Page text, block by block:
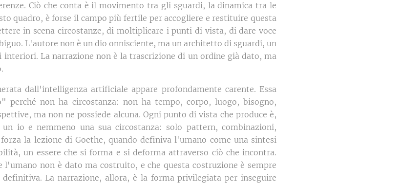
Ciò che conta è il movimento tra gli sguardi, la dinamica tra le
quadro, è forse il campo più fertile per accogliere e restituire questa
in scena circostanze, di moltiplicare i punti di vista, di dare voce
L'autore non è un dio onnisciente, ma un architetto di sguardi, un
La narrazione non è la trascrizione di un ordine già dato, ma
dall'intelligenza artificiale appare profondamente carente. Essa
perché non ha circostanza: non ha tempo, corpo, luogo, bisogno,
ma non ne possiede alcuna. Ogni punto di vista che produce è,
io e nemmeno una sua circostanza: solo pattern, combinazioni,
la lezione di Goethe, quando definiva l'umano come una sintesi
un essere che si forma e si deforma attraverso ciò che incontra.
l'umano non è dato ma costruito, e che questa costruzione è sempre
La narrazione, allora, è la forma privilegiata per inseguire